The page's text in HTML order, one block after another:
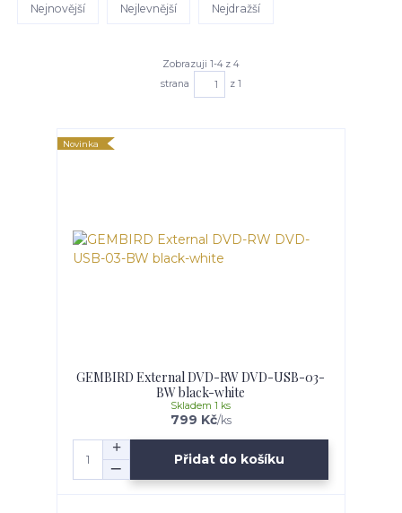
Nejnovější Nejlevnější Nejdražší
Zobrazuji 1-4 z 4
strana
z 1
Novinka
GEMBIRD External DVD-RW DVD-USB-03-
BW black-white
799 Kč/ks
Skladem 1 ks
Přidat do košíku